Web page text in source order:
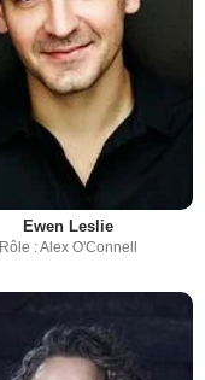
Ewen Leslie
Rôle : Alex O'Connell